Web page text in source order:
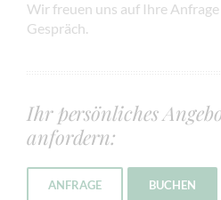
Wir freuen uns auf Ihre
Gespräch.
Ihr persönliches
anfordern:
ANFRAGE BUCHEN